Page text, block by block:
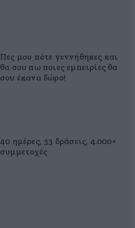
Πες μου πότε γεννήθηκες και
θα σου πω ποιες εμπειρίες θα
σου έκανα δώρο!
40 ημέρες, 33 δράσεις, 4.000+
συμμετοχές